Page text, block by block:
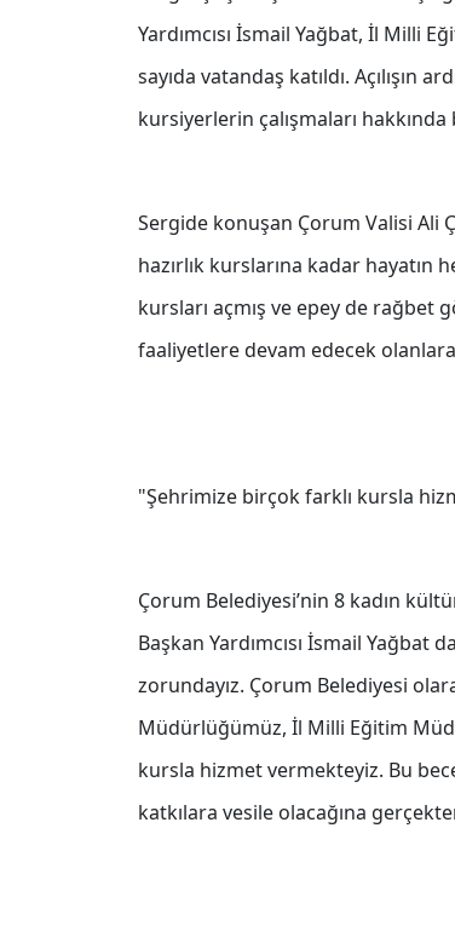
Yardımcısı İsmail Yağbat, İl Milli
sayıda vatandaş katıldı.
kursiyerlerin çalışmaları hakkında
Sergide konuşan Çorum Valisi Ali
hazırlık kurslarına kadar
kursları açmış ve epey de rağbet
faaliyetlere devam edecek
"Şehrimize birçok farklı kursla
Çorum Belediyesi’nin 8 kadın
Başkan Yardımcısı İsmail
zorundayız. Çorum Belediyesi
Müdürlüğümüz, İl Milli Eğitim
kursla hizmet vermekteyiz. Bu
katkılara vesile olacağına